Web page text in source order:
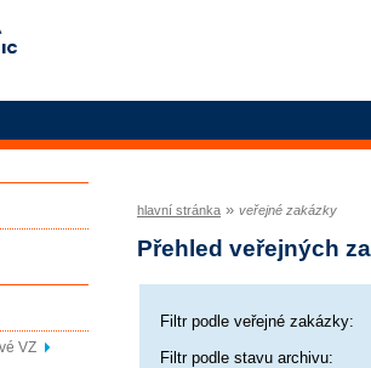
VZ
hlavní stránka » veřejné zakázky
Přehled veřejných
Filtr podle veřejné zakázky:
Filtr podle stavu archivu: